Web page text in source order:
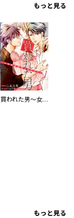
もっと見る
買われた男～女性限定快感セラピスト～【描き下ろしおまけ付き特装版】
もっと見る